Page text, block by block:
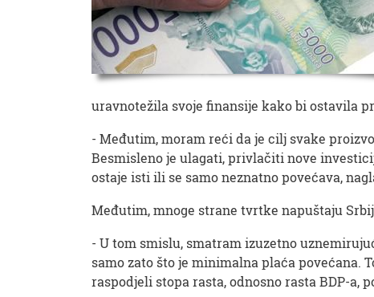
uravnotežila svoje finansije kako bi ostavila
- Međutim, moram reći da je cilj svake
Besmisleno je ulagati, privlačiti nove
ostaje isti ili se samo neznatno povećava,
Međutim, mnoge strane tvrtke napuštaju
- U tom smislu, smatram izuzetno
samo zato što je minimalna plaća povećana.
raspodjeli stopa rasta, odnosno rasta BDP-a,